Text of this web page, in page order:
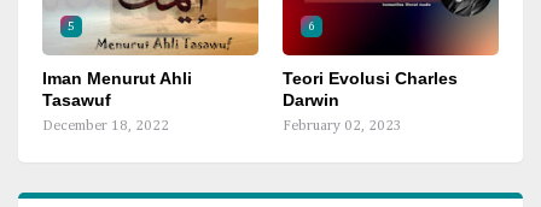
5
Iman Menurut Ahli
Tasawuf
December 18, 2022
6
Teori Evolusi Charles
Darwin
February 02, 2023